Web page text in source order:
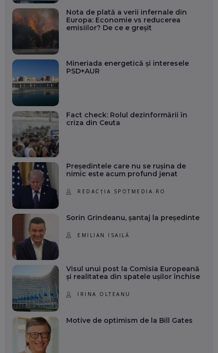
Nota de plată a verii infernale din
Europa: Economie vs reducerea
emisiilor? De ce e greșit
Mineriada energetică și interesele
PSD+AUR
Fact check: Rolul dezinformării în
criza din Ceuta
Președintele care nu se rușina de
nimic este acum profund jenat
REDACȚIA SPOTMEDIA.RO
Sorin Grindeanu, șantaj la președinte
EMILIAN ISAILĂ
Visul unui post la Comisia Europeană
și realitatea din spatele ușilor închise
IRINA OLTEANU
Motive de optimism de la Bill Gates